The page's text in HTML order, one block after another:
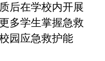
后在学校内开展
多学生掌握急救
园应急救护能